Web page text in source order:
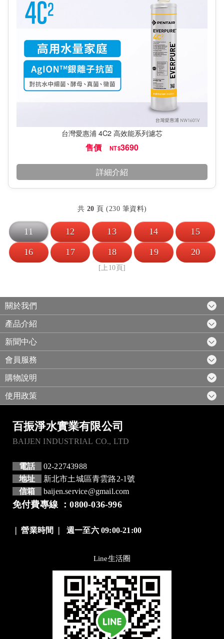
台灣愛惠浦 4C2 高效能系列濾芯
售價 NT$3690
詳細介紹
共 20 頁 (230 筆資料)
11 12 13 14 15
16 17 18 19 20
[上10頁]
關於我們
產品介紹
新聞中心
會員服務
購物說明
使用政策
百振淨水實業有限公司
BAIJEN INDUSTRIAL CO., LTD
電話
02-22743988
地址
新北市土城區青雲路2-1號
信箱
baijen.service@gmail.com
免付費專線 ：0800-036-996
營業時間 ❘週一至六 09:00-21:00
Line生活圈